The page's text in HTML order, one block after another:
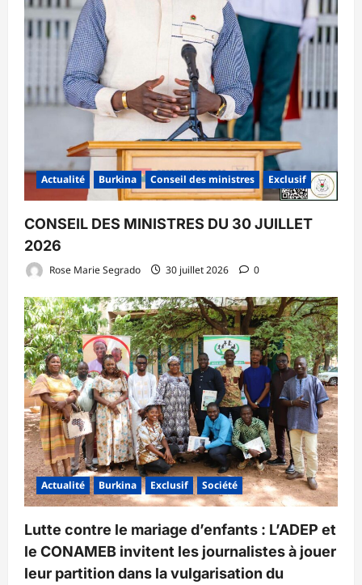
Actualité Burkina Conseil des ministres Exclusif
CONSEIL DES MINISTRES DU 30 JUILLET
2026
Rose Marie Segrado 30 juillet 2026 0
Actualité Burkina Exclusif Société
Lutte contre le mariage d’enfants : L’ADEP et
le CONAMEB invitent les journalistes à jouer
leur partition dans la vulgarisation du